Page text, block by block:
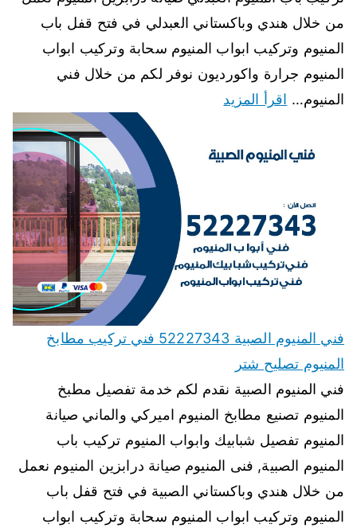
من خلال هندي وباكستاني العبدلي في فتح قفل باب
المنيوم وتركيب ابواب المنيوم سحابة وتركيب ابواب
المنيوم جرارة واكورديون نوفر لكم من خلال فني
المنيوم… اقرأ المزيد
فني المنيوم الصبية 52227343 فني تركيب مطابخ
المنيوم تصليح شتر
فني المنيوم الصبية نقدم لكم خدمة تفصيل مطبخ
المنيوم تصنيع مطابخ المنيوم اميركي والماني صيانة
المنيوم تفصيل شبابيك وابواب المنيوم تركيب باب
المنيوم الصبية, فنى المنيوم صيانة درابزين المنيوم نعمل
من خلال هندي وباكستاني الصبية في فتح قفل باب
المنيوم وتركيب ابواب المنيوم سحابة وتركيب ابواب